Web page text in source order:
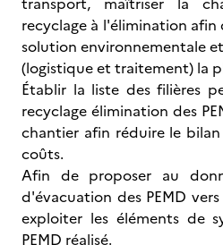
recyclage à l'élimination afin
solution environnementale
(logistique et traitement) la
Établir la liste des filières
recyclage élimination des
chantier afin réduire le
coûts.
Afin de proposer au
d'évacuation des PEMD
exploiter les éléments de
PEMD réalisé.